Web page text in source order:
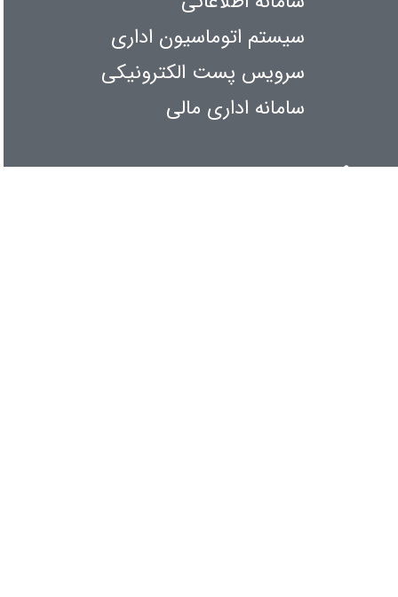
سیستم اتوماسیون اداری
سرویس پست الکترونیکی
سامانه اداری مالی